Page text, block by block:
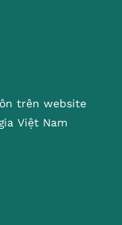
trên website
Việt Nam